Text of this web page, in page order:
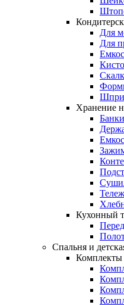
Для
Для
Хранение
Кухонный
Спальня и
Комплекты